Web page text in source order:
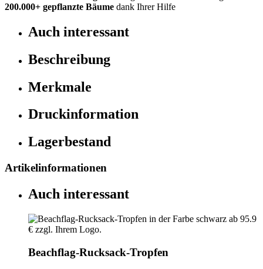
200.000+ gepflanzte Bäume dank Ihrer Hilfe
Auch interessant
Beschreibung
Merkmale
Druckinformation
Lagerbestand
Artikelinformationen
Auch interessant
Beachflag-Rucksack-Tropfen